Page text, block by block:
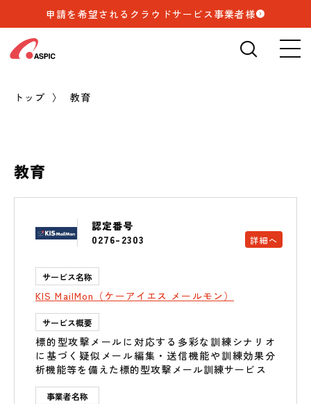
申請を希望されるクラウドサービス事業者様
🔍
検索
トップ 教育
教育
認定番号
0276-2303
サービス名称
KIS MailMon（ケーアイエス メールモン）
サービス概要
標的型攻撃メールに対応する多彩な訓練シナリオ
に基づく疑似メール編集・送信機能や訓練効果分
析機能等を備えた標的型攻撃メール訓練サービス
事業者名称
詳細へ